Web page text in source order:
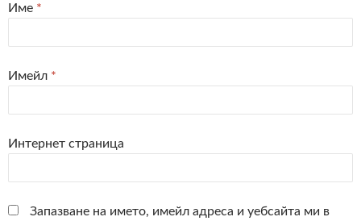
Име *
Имейл *
Интернет страница
Запазване на името, имейл адреса и уебсайта ми в